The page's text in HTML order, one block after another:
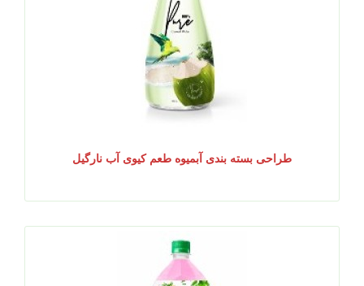
طراحی بسته بندی آبمیوه طعم کیوی آب نارگیل